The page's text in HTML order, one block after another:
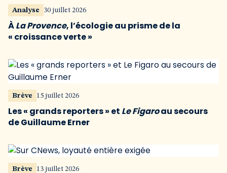
Analyse 30 juillet 2026
ÀLa Provence, l’écologie au prisme de la
« croissance verte »
Brève 15 juillet 2026
Les « grands reporters » et Le Figaroau secours
de Guillaume Erner
Brève 13 juillet 2026